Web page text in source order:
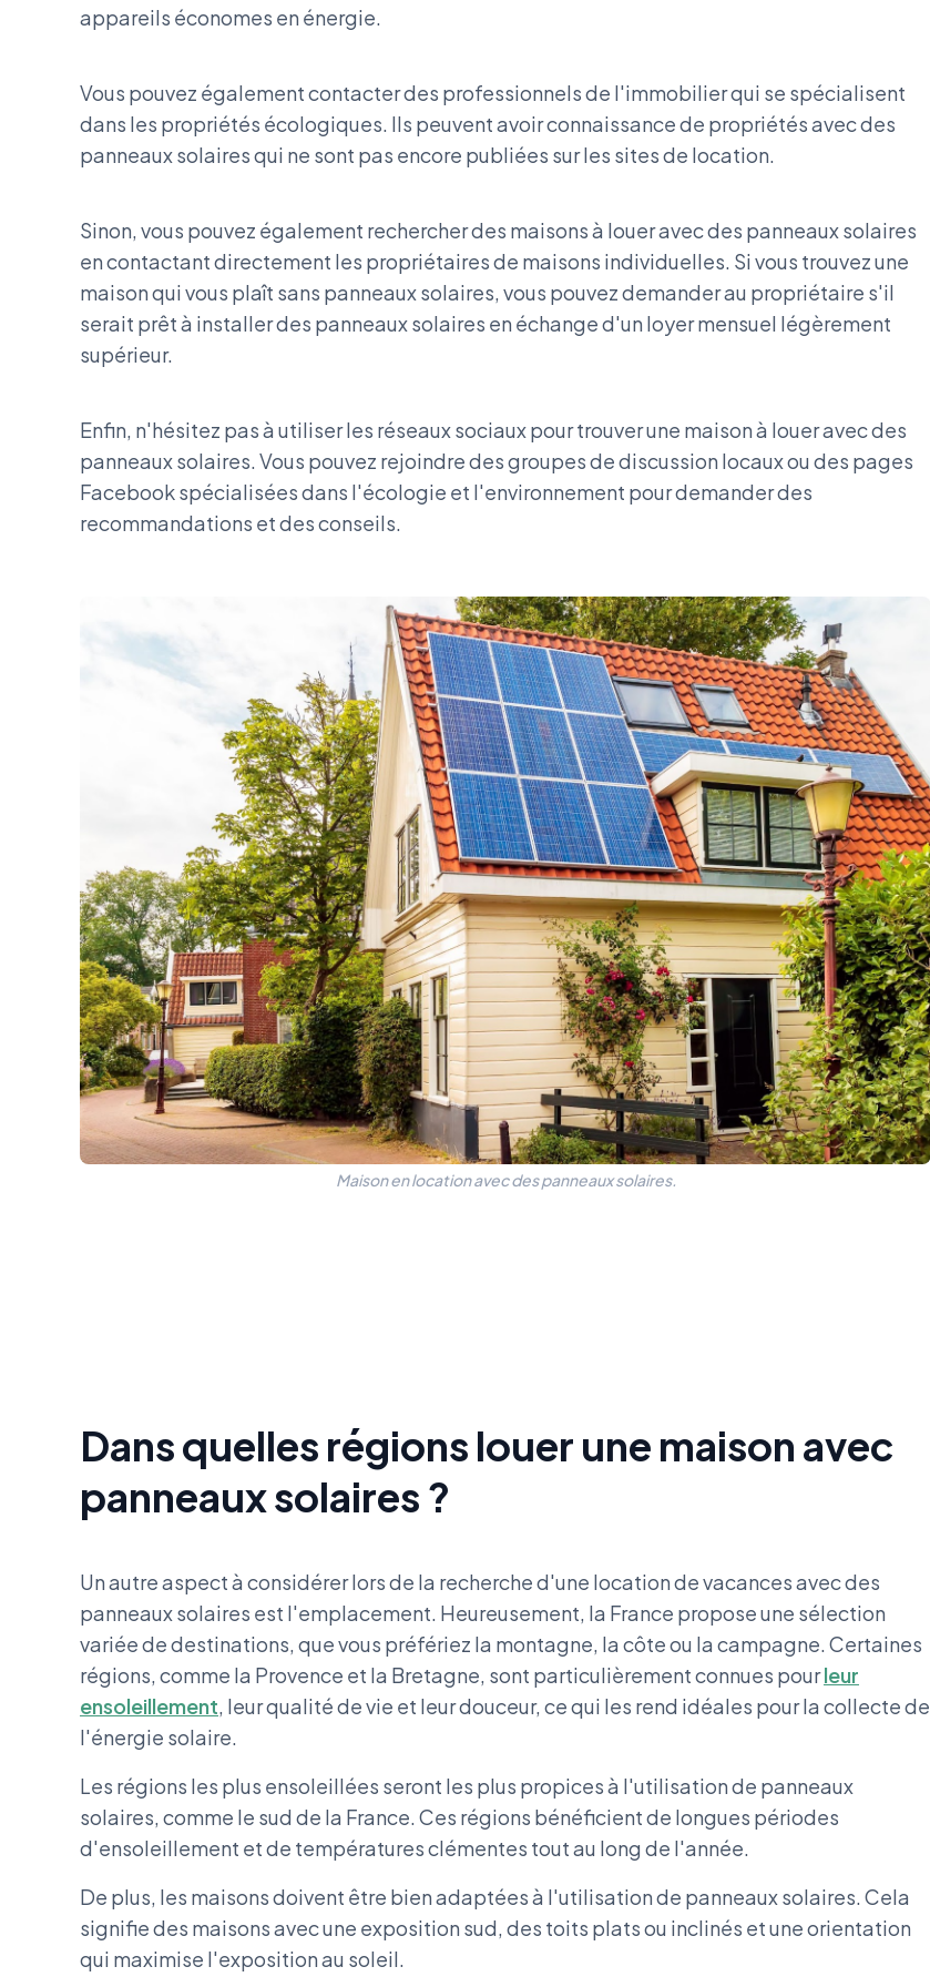
appareils économes en énergie.
Vous pouvez également contacter des professionnels de l'immobilier qui se spécialisent
dans les propriétés écologiques. Ils peuvent avoir connaissance de propriétés avec des
panneaux solaires qui ne sont pas encore publiées sur les sites de location.
Sinon, vous pouvez également rechercher des maisons à louer avec des panneaux solaires
en contactant directement les propriétaires de maisons individuelles. Si vous trouvez une
maison qui vous plaît sans panneaux solaires, vous pouvez demander au propriétaire s'il
serait prêt à installer des panneaux solaires en échange d'un loyer mensuel légèrement
supérieur.
Enfin, n'hésitez pas à utiliser les réseaux sociaux pour trouver une maison à louer avec des
panneaux solaires. Vous pouvez rejoindre des groupes de discussion locaux ou des pages
Facebook spécialisées dans l'écologie et l'environnement pour demander des
recommandations et des conseils.
Maison en location avec des panneaux solaires.
Dans quelles régions louer une maison avec
panneaux solaires ?
Un autre aspect à considérer lors de la recherche d'une location de vacances avec des
panneaux solaires est l'emplacement. Heureusement, la France propose une sélection
variée de destinations, que vous préfériez la montagne, la côte ou la campagne. Certaines
régions, comme la Provence et la Bretagne, sont particulièrement connues pourleur
ensoleillement, leur qualité de vie et leur douceur, ce qui les rend idéales pour la collecte de
l'énergie solaire.
Les régions les plus ensoleillées seront les plus propices à l'utilisation de panneaux
solaires, comme le sud de la France. Ces régions bénéficient de longues périodes
d'ensoleillement et de températures clémentes tout au long de l'année.
De plus, les maisons doivent être bien adaptées à l'utilisation de panneaux solaires. Cela
signifie des maisons avec une exposition sud, des toits plats ou inclinés et une orientation
qui maximise l'exposition au soleil.